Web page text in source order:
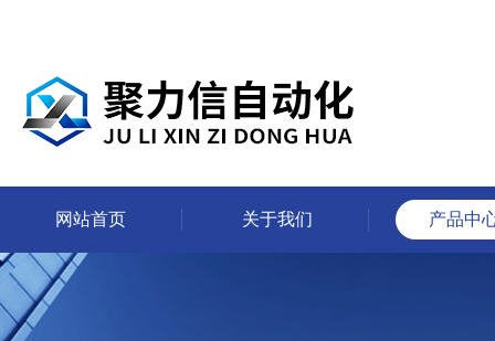
网站首页 关于我们 产品中